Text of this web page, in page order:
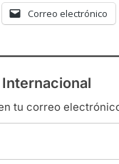
Correo electrónico
tu correo